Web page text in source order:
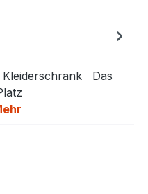
Kleiderschrank Das